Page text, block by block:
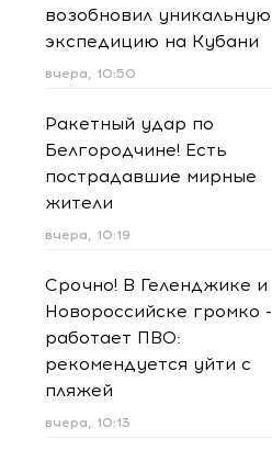
возобновил уникальную
экспедицию на Кубани
вчера, 10:50
Ракетный удар по
Белгородчине! Есть
пострадавшие мирные
жители
вчера, 10:19
Срочно! В Геленджике и
Новороссийске громко -
работает ПВО:
рекомендуется уйти с
пляжей
вчера, 10:13